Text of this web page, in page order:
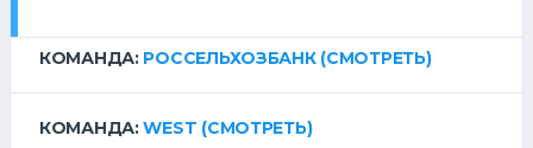
КОМАНДА: РОССЕЛЬХОЗБАНК (СМОТРЕТЬ)
КОМАНДА:WEST (СМОТРЕТЬ)